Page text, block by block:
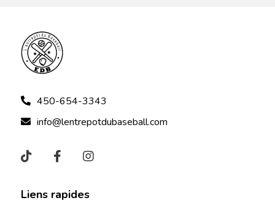
450-654-3343
info@lentrepotdubaseball.com
Liens rapides